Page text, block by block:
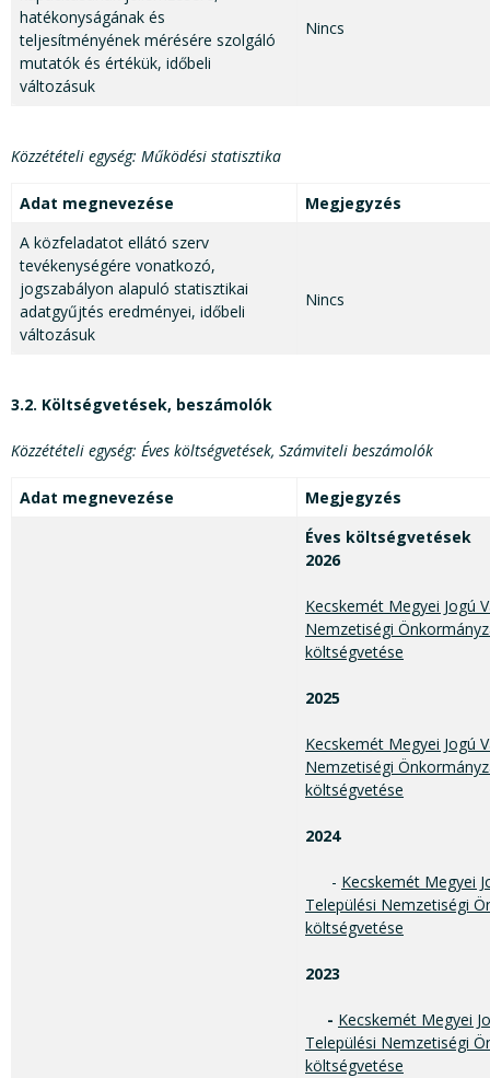
hatékonyságának és
teljesítményének mérésére szolgáló
mutatók és értékük, időbeli
változásuk
Nincs
Közzétételi egység: Működési statisztika
Adat megnevezése
Megjegyzés
A közfeladatot ellátó szerv
tevékenységére vonatkozó,
jogszabályon alapuló statisztikai
adatgyűjtés eredményei, időbeli
változásuk
Nincs
3.2. Költségvetések, beszámolók
Közzétételi egység: Éves költségvetések, Számviteli beszámolók
Adat megnevezése
Megjegyzés
Éves költségvetések
2026
Kecskemét Megyei Jogú
Nemzetiségi
költségvetése
2025
Kecskemét Megyei Jogú
Nemzetiségi
költségvetése
2024
- Kecskemét Megyei
Települési Nemzetiségi
költségvetése
2023
- Kecskemét Megyei
Települési Nemzetiségi
költségvetése